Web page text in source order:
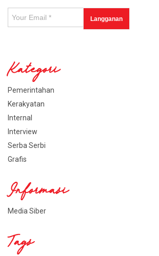
Kategori
Pemerintahan
Kerakyatan
Internal
Interview
Serba Serbi
Grafis
Informasi
Media Siber
Tags